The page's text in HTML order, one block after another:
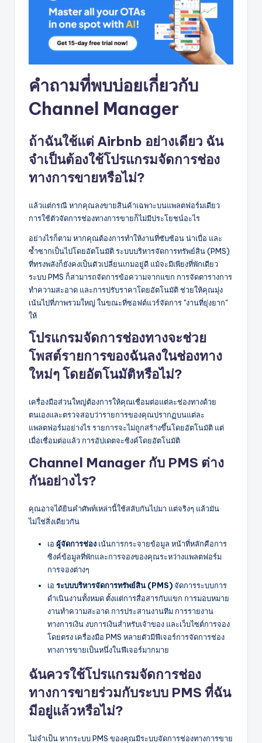
คำถามที่พบบ่อยเกี่ยวกับ
Channel Manager
ถ้าฉันใช้แต่ Airbnb อย่างเดียว ฉัน
จำเป็นต้องใช้โปรแกรมจัดการช่อง
ทางการขายหรือไม่?
แล้วแต่กรณี หากคุณลงขายสินค้าเฉพาะบนแพลตฟอร์มเดียว
การใช้ตัวจัดการช่องทางการขายก็ไม่มีประโยชน์อะไร
อย่างไรก็ตาม หากคุณต้องการทำให้งานที่ซับซ้อน น่าเบื่อ และ
ซ้ำซากเป็นไปโดยอัตโนมัติ ระบบบริหารจัดการทรัพย์สิน (PMS)
ที่ทรงพลังก็ยังคงเป็นตัวเปลี่ยนเกมอยู่ดี แม้จะมีเพียงที่พักเดียว
ระบบ PMS ก็สามารถจัดการข้อความจากแขก การจัดตารางการ
ทำความสะอาด และการปรับราคาโดยอัตโนมัติ ช่วยให้คุณมุ่ง
เน้นไปที่ภาพรวมใหญ่ ในขณะที่ซอฟต์แวร์จัดการ "งานที่ยุ่งยาก"
ให้
โปรแกรมจัดการช่องทางจะช่วย
โพสต์รายการของฉันลงในช่องทาง
ใหม่ๆ โดยอัตโนมัติหรือไม่?
เครื่องมือส่วนใหญ่ต้องการให้คุณเชื่อมต่อแต่ละช่องทางด้วย
ตนเองและตรวจสอบว่ารายการของคุณปรากฏบนแต่ละ
แพลตฟอร์มอย่างไร รายการจะไม่ถูกสร้างขึ้นโดยอัตโนมัติ แต่
เมื่อเชื่อมต่อแล้ว การอัปเดตจะซิงค์โดยอัตโนมัติ
Channel Manager กับ PMS ต่าง
กันอย่างไร?
คุณอาจได้ยินคำศัพท์เหล่านี้ใช้สลับกันไปมา แต่จริงๆ แล้วมัน
ไม่ใช่สิ่งเดียวกัน
เอ ผู้จัดการช่อง เน้นการกระจายข้อมูล หน้าที่หลักคือการ
ซิงค์ข้อมูลที่พักและการจองของคุณระหว่างแพลตฟอร์ม
การจองต่างๆ
เอ ระบบบริหารจัดการทรัพย์สิน (PMS)จัดการระบบการ
ดำเนินงานทั้งหมด ตั้งแต่การสื่อสารกับแขก การมอบหมาย
งานทำความสะอาด การประสานงานทีม การรายงาน
ทางการเงิน งบการเงินสำหรับเจ้าของ และเว็บไซต์การจอง
โดยตรง เครื่องมือ PMS หลายตัวมีฟีเจอร์การจัดการช่อง
ทางการขายเป็นหนึ่งในฟีเจอร์มากมาย
ฉันควรใช้โปรแกรมจัดการช่อง
ทางการขายร่วมกับระบบ PMS ที่ฉัน
มีอยู่แล้วหรือไม่?
ไม่จำเป็น หากระบบ PMS ของคุณมีระบบจัดการช่องทางการขาย